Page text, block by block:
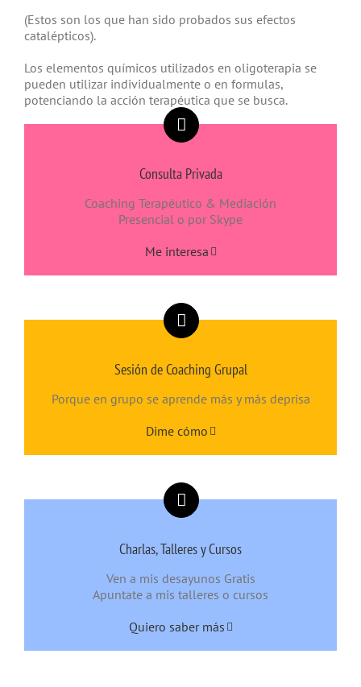
(Estos son los que han sido probados sus efectos
catalépticos).
Los elementos químicos utilizados en oligoterapia se
pueden utilizar individualmente o en formulas,
potenciando la acción terapéutica que se busca.
Consulta Privada
Coaching Terapéutico & Mediación
Presencial o por Skype
Me interesa
Sesión de Coaching Grupal
Porque en grupo se aprende más y más deprisa
Dime cómo
Charlas, Talleres y Cursos
Ven a mis desayunos Gratis
Apuntate a mis talleres o cursos
Quiero saber más